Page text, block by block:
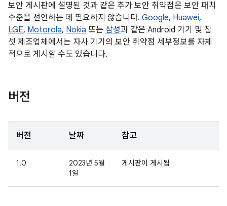
보안 게시판에 설명된 것과 같은 추가 보안 취약점은 보안 패치
수준을 선언하는 데 필요하지 않습니다. Google, Huawei,
LGE, Motorola, Nokia 또는 삼성과 같은 Android 기기 및 칩
셋 제조업체에서는 자사 기기의 보안 취약점 세부정보를 자체
적으로 게시할 수도 있습니다.
버전
버전 날짜 참고
1.0
2023년 5월
1일
게시판이 게시됨